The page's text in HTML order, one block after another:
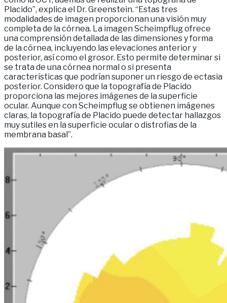
Placido”, explica el Dr. Greenstein. “Estas tres
modalidades de imagen proporcionan una visión muy
completa de la córnea. La imagen Scheimpflug ofrece
una comprensión detallada de las dimensiones y forma
de la córnea, incluyendo las elevaciones anterior y
posterior, así como el grosor. Esto permite determinar si
se trata de una córnea normal o si presenta
características que podrían suponer un riesgo de ectasia
posterior. Considero que la topografía de Placido
proporciona las mejores imágenes de la superficie
ocular. Aunque con Scheimpflug se obtienen imágenes
claras, la topografía de Placido puede detectar hallazgos
muy sutiles en la superficie ocular o distrofias de la
membrana basal”.